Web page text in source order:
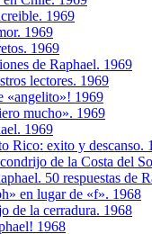
1969
1969
1969
de Raphael. 1969
lectores. 1969
«angelito»! 1969
mucho». 1969
1969
Rico: exito y descanso.
de la Costa del
50 respuestas de
en lugar de «f». 1968
de la cerradura. 1968
1968